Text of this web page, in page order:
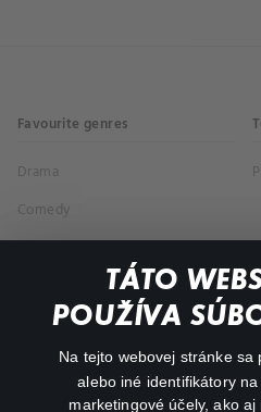
TÁTO
POUŽÍVA
Na tejto webovej stránke
alebo iné identifikátory
marketingové účely, ako
Favourite genres
Drama
Comedy
My profile